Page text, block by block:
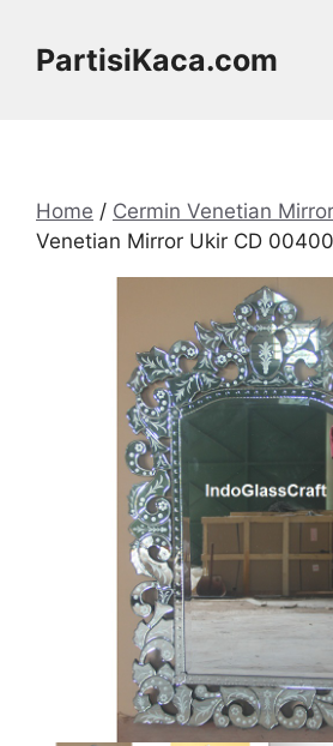
contentPartisiKaca.com
Home / Cermin Venetian Mirror
Venetian Mirror Ukir CD